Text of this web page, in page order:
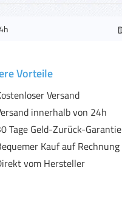
Vorteile
Versand
innerhalb von 24h
Tage Geld-Zurück-Garantie
Kauf auf Rechnung
vom Hersteller